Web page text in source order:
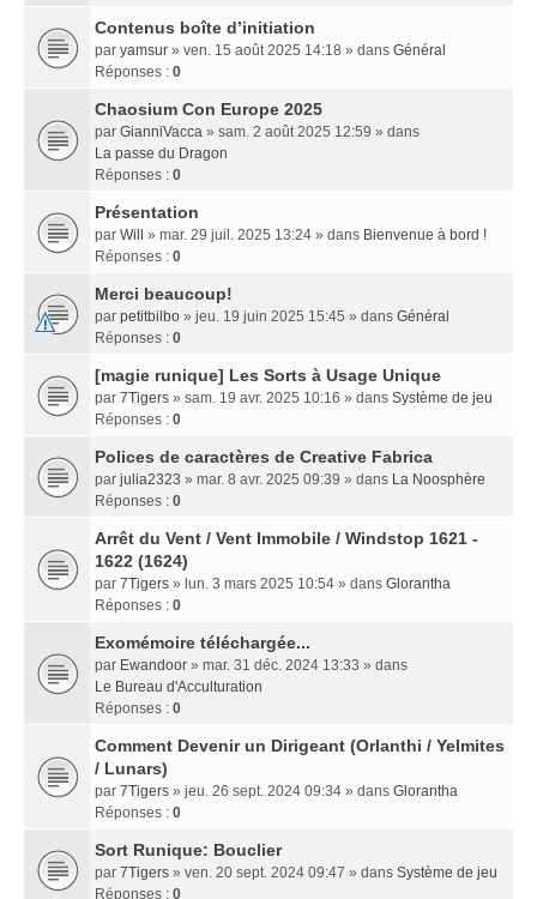
Contenus boîte d’initiation
par yamsur » ven. 15 août 2025 14:18 » dans Général
Réponses : 0
Chaosium Con Europe 2025
par GianniVacca » sam. 2 août 2025 12:59 » dans
La passe du Dragon
Réponses : 0
Présentation
par Will » mar. 29 juil. 2025 13:24 » dans Bienvenue à bord !
Réponses : 0
Merci beaucoup!
par petitbilbo » jeu. 19 juin 2025 15:45 » dans Général
Réponses : 0
[magie runique] Les Sorts à Usage Unique
par 7Tigers » sam. 19 avr. 2025 10:16 » dans Système de jeu
Réponses : 0
Polices de caractères de Creative Fabrica
par julia2323 » mar. 8 avr. 2025 09:39 » dans La Noosphère
Réponses : 0
Arrêt du Vent / Vent Immobile / Windstop 1621 -
1622 (1624)
par 7Tigers » lun. 3 mars 2025 10:54 » dans Glorantha
Réponses : 0
Exomémoire téléchargée...
par Ewandoor » mar. 31 déc. 2024 13:33 » dans
Le Bureau d'Acculturation
Réponses : 0
Comment Devenir un Dirigeant (Orlanthi / Yelmites
/ Lunars)
par 7Tigers » jeu. 26 sept. 2024 09:34 » dans Glorantha
Réponses : 0
Sort Runique: Bouclier
par 7Tigers » ven. 20 sept. 2024 09:47 » dans Système de jeu
Réponses : 0